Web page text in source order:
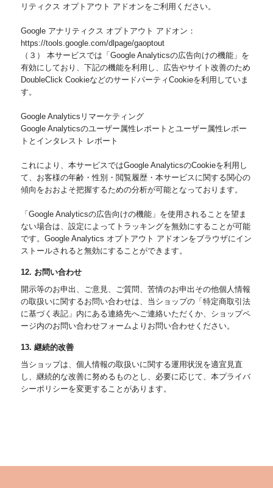
リティクス オプトアウト アドオンをご利用ください。
Google アナリティクス オプトアウト アドオン：
https://tools.google.com/dlpage/gaoptout
（３） 本サービスでは「Google Analyticsの広告向けの機能」を
有効にしており、下記の機能を利用し、広告やサイト改善のため
DoubleClick CookieなどのサードパーティCookieを利用していま
す。
Google Analyticsリマーケティング
Google Analyticsのユーザー属性レポートとユーザー属性レポー
トとインタレスト レポート
これにより、本サービスではGoogle AnalyticsのCookieを利用し
て、お客様の年齢・性別・閲覧履歴・本サービスに関する関心の
傾向をおおよそ把握するための分析が可能となっております。
「Google Analyticsの広告向けの機能」を使用されることを望ま
ない場合は、設定によってトラッキングを無効にすることが可能
です。Google Analytics オプトアウト アドオンをブラウザにイン
ストールされると無効にすることができます。
12. お問い合わせ
開示等のお申出、ご意見、ご質問、苦情のお申出その他個人情報
の取扱いに関するお問い合わせは、当ショップの「特定商取引法
に基づく表記」内にある連絡先へご連絡いただくか、ショップペ
ージ内のお問い合わせフォームよりお問い合わせください。
13. 継続的改善
当ショップは、個人情報の取扱いに関する運用状況を適宜見直
し、継続的な改善に努めるものとし、必要に応じて、本プライバ
シーポリシーを変更することがあります。